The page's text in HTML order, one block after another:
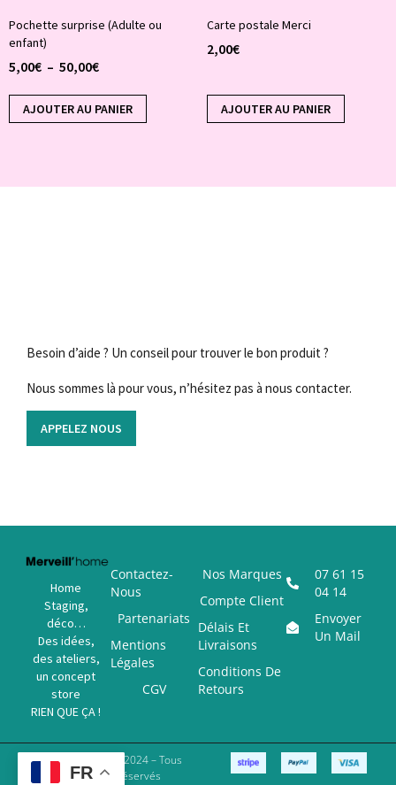
Pochette surprise (Adulte ou
enfant)
5,00€ – 50,00€
AJOUTER AU PANIER
Carte postale Merci
2,00€
AJOUTER AU PANIER
Besoin d’aide ? Un conseil pour trouver le bon produit ?
Nous sommes là pour vous, n’hésitez pas à nous contacter.
APPELEZ NOUS
Home
Staging,
déco…
Des idées,
des ateliers,
un concept
store
RIEN QUE ÇA !
Contactez-
Nous
Partenariats
Mentions
Légales
CGV
Nos Marques
Compte Client
Délais Et
Livraisons
Conditions De
Retours
07 61 15
04 14
Envoyer
Un Mail
Copyright © 2024 – Tous
Droits Réservés
FR